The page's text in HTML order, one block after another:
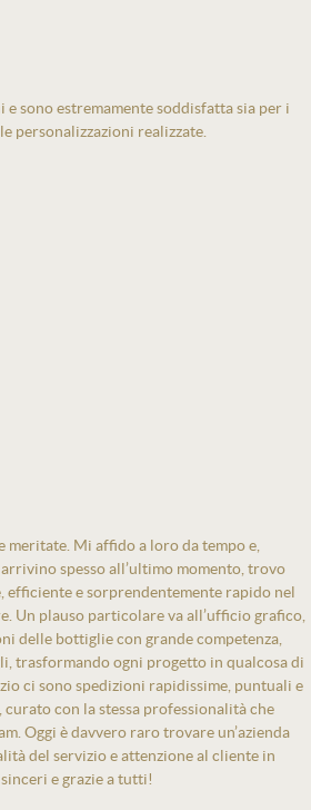
e sono estremamente soddisfatta sia per i
personalizzazioni realizzate.
meritate. Mi affido a loro da tempo e,
spesso all’ultimo momento, trovo
efficiente e sorprendentemente rapido nel
Un plauso particolare va all’ufficio grafico,
delle bottiglie con grande competenza,
trasformando ogni progetto in qualcosa di
ci sono spedizioni rapidissime, puntuali e
con la stessa professionalità che
Oggi è davvero raro trovare un’azienda
del servizio e attenzione al cliente in
e grazie a tutti!